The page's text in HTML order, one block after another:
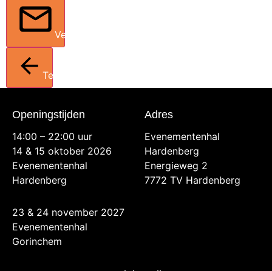
Verstuur
Terug
Openingstijden
14:00 – 22:00 uur
14 & 15 oktober 2026
Evenementenhal
Hardenberg
23 & 24 november 2027
Evenementenhal
Gorinchem
Adres
Evenementenhal
Hardenberg
Energieweg 2
7772 TV Hardenberg